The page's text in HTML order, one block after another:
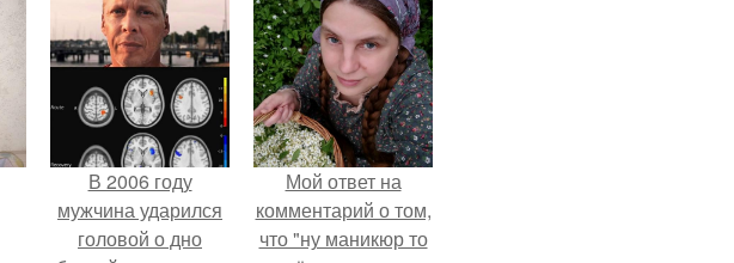
В 2006 году
мужчина ударился
головой о дно
Мой ответ на
комментарий о том,
что "ну маникюр то